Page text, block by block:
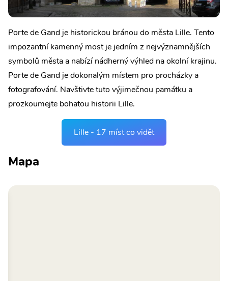
Porte de Gand je historickou bránou do města Lille. Tento
impozantní kamenný most je jedním z nejvýznamnějších
symbolů města a nabízí nádherný výhled na okolní krajinu.
Porte de Gand je dokonalým místem pro procházky a
fotografování. Navštivte tuto výjimečnou památku a
prozkoumejte bohatou historii Lille.
Lille - 17 míst co vidět
Mapa